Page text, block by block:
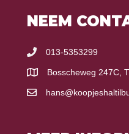
NEEM
013-5353299
Bosscheweg 247C,